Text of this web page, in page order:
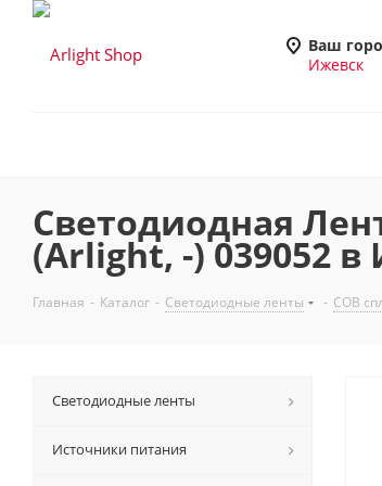
Ваш
Ижевск
Светодиодная
(Arlight, -) 039052 в
Главная - Каталог - Светодиодные ленты - COB
Светодиодные ленты
Источники питания